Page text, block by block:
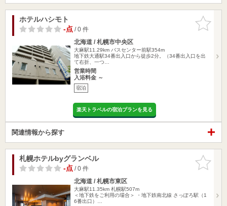
お気に入
りに追加
ホテルハシモト
-点/ 0 件
北海道 / 札幌市中央区
大麻駅11.29km バスセンター前駅354m
地下鉄大通駅34番出入口から徒歩2分。（34番出入口を出
て右折、一つ…
営業時間
入浴料金 ～
宿泊
楽天トラベルの宿泊プランを見る
関連情報から探す
お気に入
りに追加
札幌ホテルbyグランベル
-点/ 0 件
北海道 / 札幌市東区
大麻駅11.35km 札幌駅507m
＜地下鉄をご利用の場合＞ ・地下鉄南北線 さっぽろ駅（1
6番出口）…